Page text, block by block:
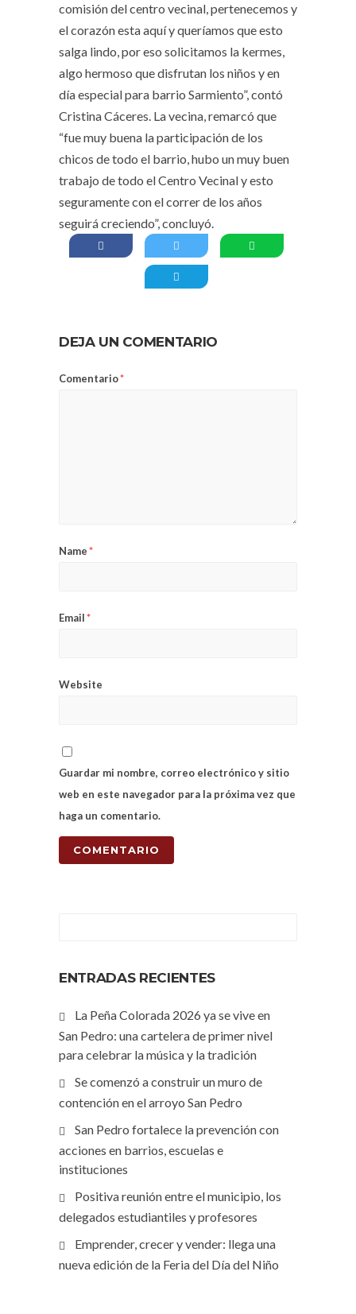
comisión del centro vecinal, pertenecemos y
el corazón esta aquí y queríamos que esto
salga lindo, por eso solicitamos la kermes,
algo hermoso que disfrutan los niños y en
día especial para barrio Sarmiento”, contó
Cristina Cáceres. La vecina, remarcó que
“fue muy buena la participación de los
chicos de todo el barrio, hubo un muy buen
trabajo de todo el Centro Vecinal y esto
seguramente con el correr de los años
seguirá creciendo”, concluyó.
DEJA UN COMENTARIO
Comentario*
Name*
Email*
Website
Guardar mi nombre, correo electrónico y sitio
web en este navegador para la próxima vez que
haga un comentario.
ENTRADAS RECIENTES
La Peña Colorada 2026 ya se vive en
San Pedro: una cartelera de primer nivel
para celebrar la música y la tradición
Se comenzó a construir un muro de
contención en el arroyo San Pedro
San Pedro fortalece la prevención con
acciones en barrios, escuelas e
instituciones
Positiva reunión entre el municipio, los
delegados estudiantiles y profesores
Emprender, crecer y vender: llega una
nueva edición de la Feria del Día del Niño